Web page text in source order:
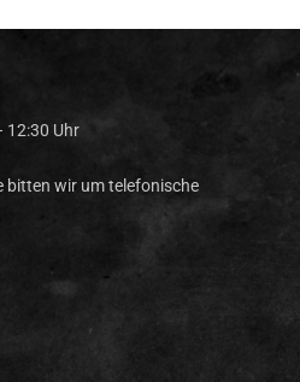
12:30 Uhr
bitten wir um telefonische